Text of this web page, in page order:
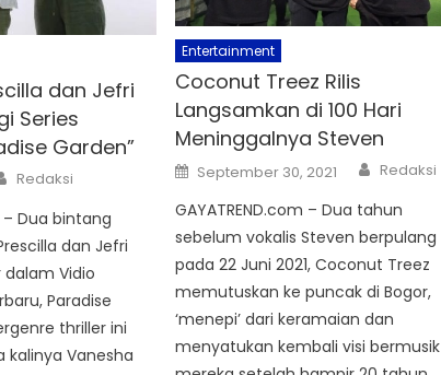
dan Jefri
Series
Garden”
Author
Redaksi
– Dua bintang
dan Jefri
dalam Vidio
Paradise
thriller ini
Vanesha
Entertainment
Coconut Treez Rilis
Langsamkan di 100 Hari
Meninggalnya Steven
Posted
on
September 30, 2021 Author
Redaksi
GAYATREND.com – Dua tahun
sebelum vokalis Steven berpulang
pada 22 Juni 2021, Coconut Treez
memutuskan ke puncak di Bogor,
‘menepi’ dari keramaian dan
menyatukan kembali visi bermusik